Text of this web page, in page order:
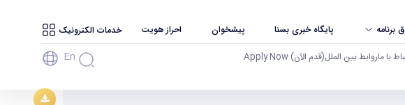
برنامه پایگاه خبری بسنا پیشخوان احراز هویت خدمات الکترونیک
با ماروابط بین الملل(قدم الآن) Apply Now En